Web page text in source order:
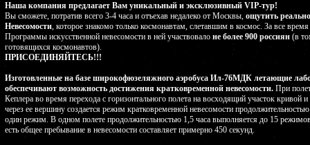
Наша компания предлагает Вам уникальный и эксклюзивный VIP-тур!
Вы сможете, потратив всего 3-4 часа и отъехав недалеко от Москвы,ощутить
Невесомости, которое знакомо только космонавтам, слетавшим в космос. За все
Программы искусственной невесомости в ней участвовалоне более 900 россиян (в
готовящихся космонавтов).
ПРИСОЕДИНЯЙТЕСЬ!!!
Изготовленные на базе широкофюзеляжного аэробуса Ил-76МДК летающие
обеспечивают возможность достижения кратковременной невесомости. При
Кеплера во время перехода с горизонтального полета на восходящий участок кривой
через ее вершину создается режим кратковременной невесомости
один режим. В одном полете продолжительностью 1,5 часа выполняется до 15
есть общее пребывание в невесомости составляет примерно 450 секунд.